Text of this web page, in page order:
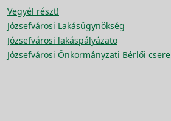
Vegyél részt!
Józsefvárosi Lakásügynökség
Józsefvárosi lakáspályázato
Józsefvárosi Önkormányzati Bérlői csere